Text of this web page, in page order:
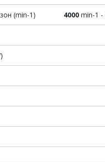
(min-1) 4000min-1 -